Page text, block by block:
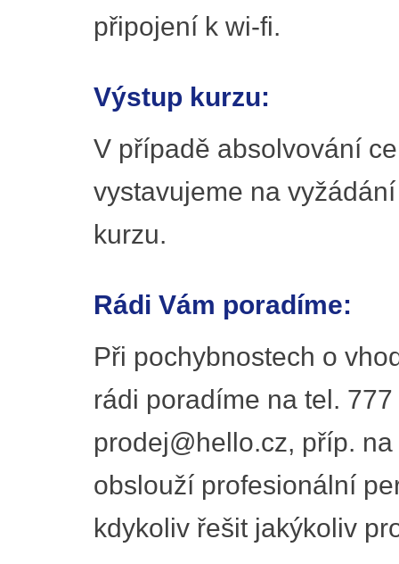
připojení k wi-fi.
Výstup kurzu:
V případě absolvování
vystavujeme na
kurzu.
Rádi Vám poradíme:
Při pochybnostech o
rádi poradíme na tel.
prodej@hello.cz, příp.
obslouží profesionální
kdykoliv řešit jakýkoliv